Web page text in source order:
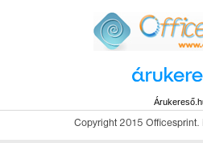
Copyright 2015 Officesprint.